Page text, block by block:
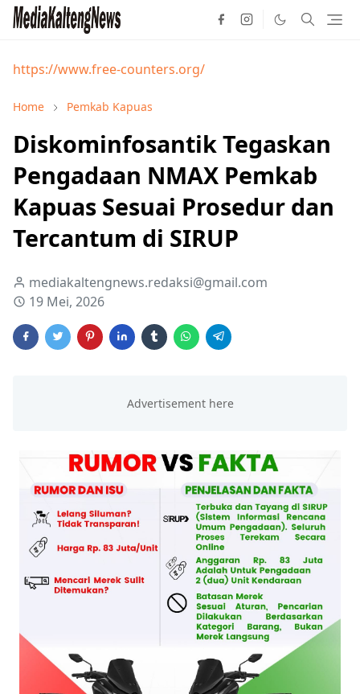
https://www.free-counters.org/
Home Pemkab Kapuas
Diskominfosantik Tegaskan
Pengadaan NMAX Pemkab
Kapuas Sesuai Prosedur dan
Tercantum di SIRUP
mediakaltengnews.redaksi@gmail.com
19 Mei, 2026